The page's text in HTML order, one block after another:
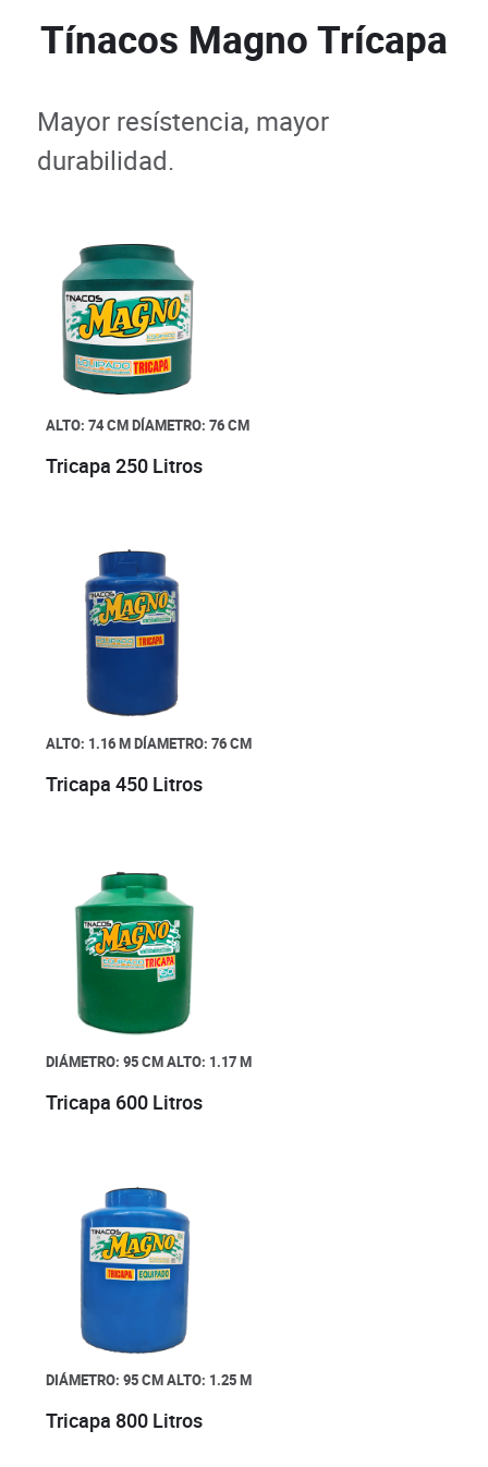
Tínacos Magno Trícapa
Mayor resístencia, mayor
durabilidad.
ALTO: 74 CMDÍAMETRO: 76 CM
Tricapa 250 Litros
ALTO: 1.16 MDÍAMETRO: 76 CM
Tricapa 450 Litros
DIÁMETRO: 95 CMALTO: 1.17 M
Tricapa 600 Litros
DIÁMETRO: 95 CMALTO: 1.25 M
Tricapa 800 Litros